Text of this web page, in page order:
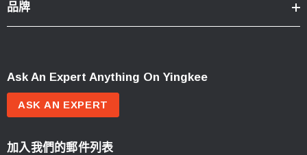
品牌
Ask An Expert Anything On Yingkee
ASK AN EXPERT
加入我們的郵件列表